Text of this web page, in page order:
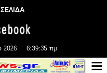
2026 6:39:36 πμ